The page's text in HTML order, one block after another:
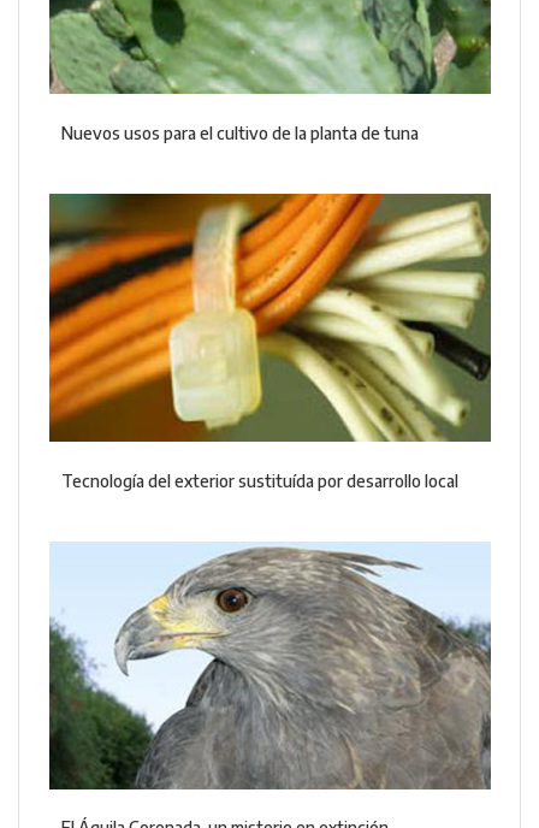
Nuevos usos para el cultivo de la planta de tuna
Tecnología del exterior sustituída por desarrollo local